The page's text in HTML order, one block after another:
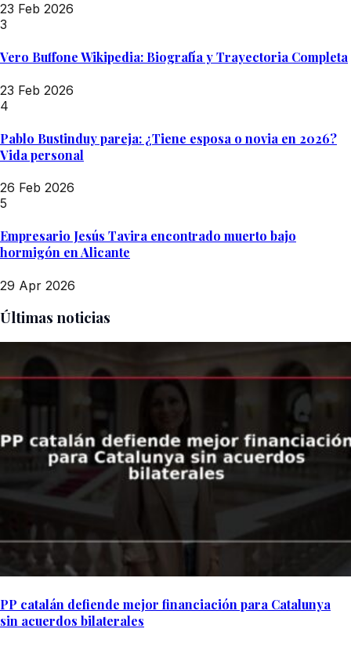
23 Feb 2026
3
Vero Buffone Wikipedia: Biografía y Trayectoria Completa
23 Feb 2026
4
Pablo Bustinduy pareja: ¿Tiene esposa o novia en 2026?
Vida personal
26 Feb 2026
5
Empresario Jesús Tavira encontrado muerto bajo
hormigón en Alicante
29 Apr 2026
Últimas noticias
PP catalán defiende mejor financiación para Catalunya
sin acuerdos bilaterales